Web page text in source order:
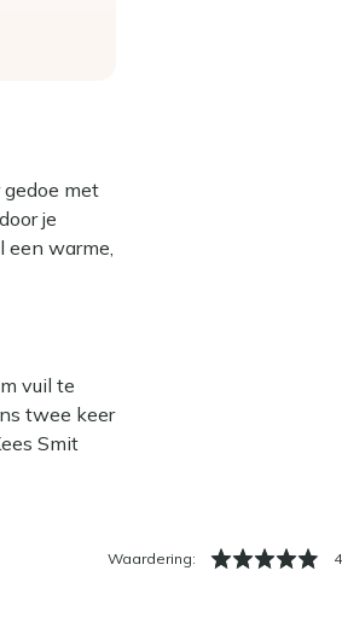
met
je
warme,
vuil te
twee keer
Smit
Waardering: